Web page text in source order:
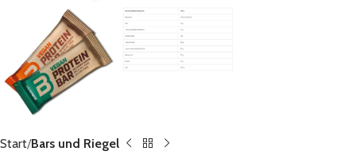
Start Bars und Riegel